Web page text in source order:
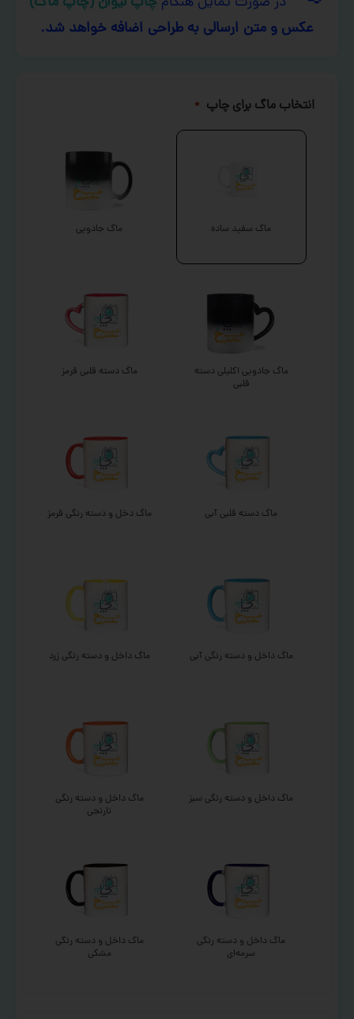
عکس و متن ارسالی به طراحی اضافه خواهد شد.
انتخاب ماگ برای چاپ *
ماگ سفید ساده ماگ جادویی
ماگ جادویی اکلیلی دسته
قلبی
ماگ دسته قلبی قرمز
ماگ دسته قلبی آبی ماگ دخل و دسته رنگی قرمز
ماگ داخل و دسته رنگی آبی ماگ داخل و دسته رنگی زرد
ماگ داخل و دسته رنگی سبز
ماگ داخل و دسته رنگی
نارنجی
ماگ داخل و دسته رنگی
سرمه‌ای
ماگ داخل و دسته رنگی
مشکی